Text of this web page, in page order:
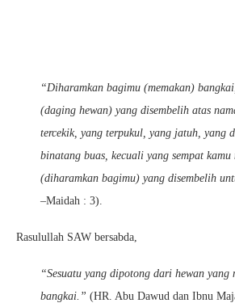
“Diharamkan bagimu (memakan)
(daging hewan) yang disembelih atas
tercekik, yang terpukul, yang jatuh, yang
binatang buas, kecuali yang sempat kamu
(diharamkan bagimu) yang disembelih
–Maidah : 3).
Rasulullah SAW bersabda,
“Sesuatu yang dipotong dari hewan yang
bangkai.” (HR. Abu Dawud dan Ibnu